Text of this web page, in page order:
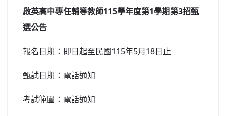
北台灣私校第一
啟英高中-汽車科榮耀桃園
啟英高中-時尚科桃園第一
啟英高中專任輔導教師115學年度第1學期第3招甄
選公告
報名日期：即日起至民國115年5月18日止
甄試日期：電話通知
考試範圍：電話通知